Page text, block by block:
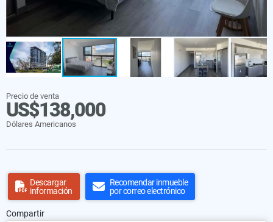
Precio de venta
US$138,000
Dólares Americanos
Descargar
información
Recomendar inmueble
por correo electrónico
Compartir